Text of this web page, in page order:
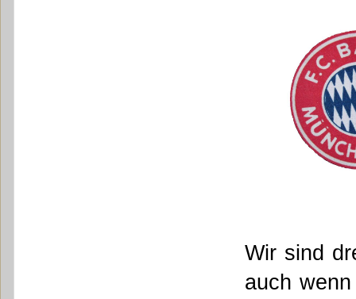
Wir sind
auch